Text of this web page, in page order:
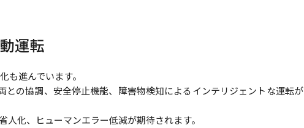
運転
も進んでいます。
の協調、安全停止機能、障害物検知によるインテリジェントな運転が
化、ヒューマンエラー低減が期待されます。